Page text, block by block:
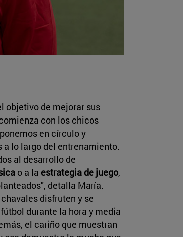
objetivo de mejorar sus
con los chicos
en círculo y
a lo largo del entrenamiento.
al desarrollo de
o a la estrategia de juego,
detalla María.
disfruten y se
durante la hora y media
el cariño que muestran